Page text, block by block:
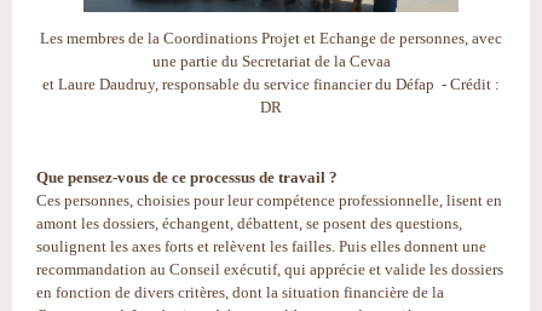
Les membres de la Coordinations Projet et Echange de personnes, avec
une partie du Secretariat de la Cevaa
et Laure Daudruy, responsable du service financier du Défap - Crédit :
DR
Que pensez-vous de ce processus de travail ?
Ces personnes, choisies pour leur compétence professionnelle, lisent en
amont les dossiers, échangent, débattent, se posent des questions,
soulignent les axes forts et relèvent les failles. Puis elles donnent une
recommandation au Conseil exécutif, qui apprécie et valide les dossiers
en fonction de divers critères, dont la situation financière de la